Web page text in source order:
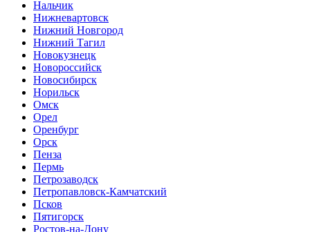
Нальчик
Нижневартовск
Нижний Новгород
Нижний Тагил
Новокузнецк
Новороссийск
Новосибирск
Норильск
Омск
Орел
Оренбург
Орск
Пенза
Пермь
Петрозаводск
Петропавловск-Камчатский
Псков
Пятигорск
Ростов-на-Дону